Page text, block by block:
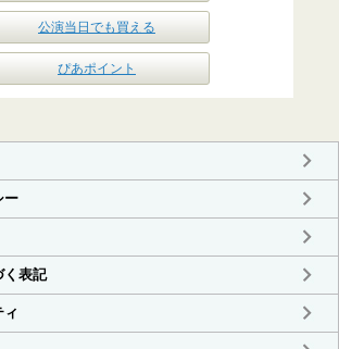
公演当日でも買える
ぴあポイント